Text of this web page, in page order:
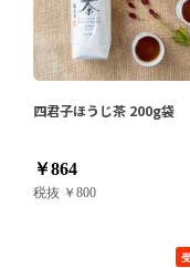
四君子ほうじ茶 200g袋
￥864
税抜 ￥800